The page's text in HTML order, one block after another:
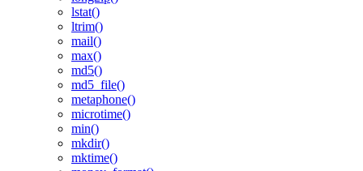
lstat()
ltrim()
mail()
max()
md5()
md5_file()
metaphone()
microtime()
min()
mkdir()
mktime()